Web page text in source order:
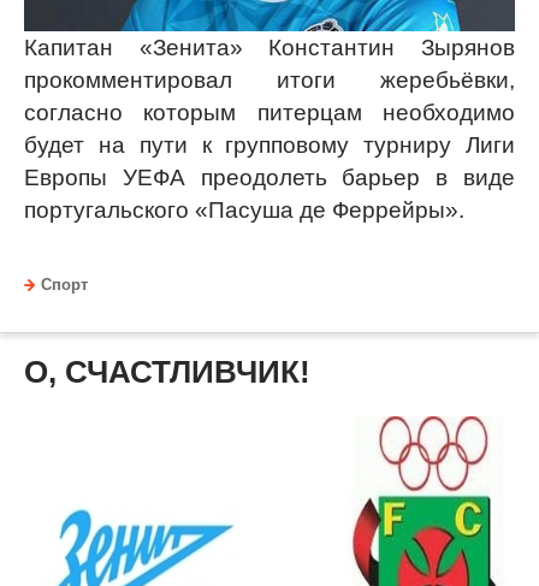
Капитан «Зенита» Константин Зырянов
прокомментировал итоги жеребьёвки,
согласно которым питерцам необходимо
будет на пути к групповому турниру Лиги
Европы УЕФА преодолеть барьер в виде
португальского «Пасуша де Феррейры».
Спорт
О, СЧАСТЛИВЧИК!